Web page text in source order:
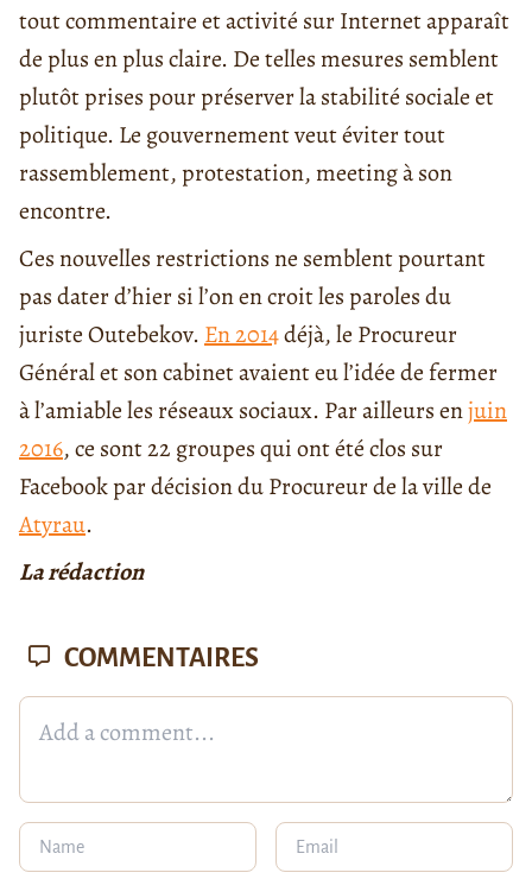
tout commentaire et activité sur Internet apparaît
de plus en plus claire. De telles mesures semblent
plutôt prises pour préserver la stabilité sociale et
politique. Le gouvernement veut éviter tout
rassemblement, protestation, meeting à son
encontre.
Ces nouvelles restrictions ne semblent pourtant
pas dater d’hier si l’on en croit les paroles du
juriste Outebekov. En 2014déjà, le Procureur
Général et son cabinet avaient eu l’idée de fermer
à l’amiable les réseaux sociaux. Par ailleurs enjuin
2016, ce sont 22 groupes qui ont été clos sur
Facebook par décision du Procureur de la ville de
Atyrau.
La rédaction
COMMENTAIRES